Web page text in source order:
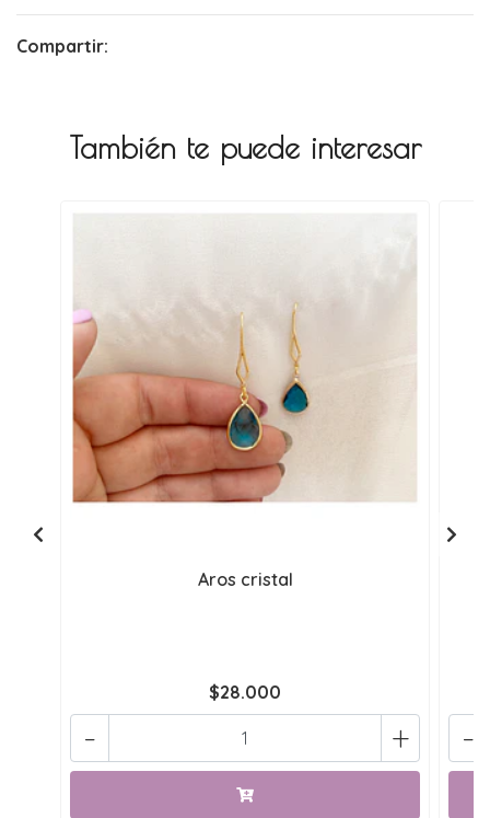
Compartir:
También te puede interesar
Aros cristal
$28.000
+
- -